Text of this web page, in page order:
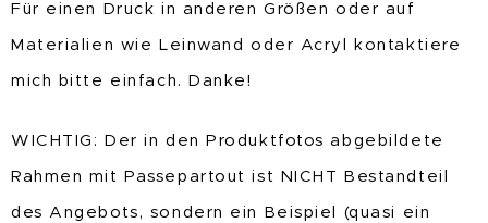
Für einen Druck in anderen Größen oder auf
Materialien wie Leinwand oder Acryl kontaktiere
mich bitte einfach. Danke!
WICHTIG: Der in den Produktfotos abgebildete
Rahmen mit Passepartout ist NICHT Bestandteil
des Angebots, sondern ein Beispiel (quasi ein